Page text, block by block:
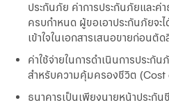
ประกันภัย ค่าการประกันภัยและ
ครบกำหนด ผู้ขอเอาประกันภัยจะ
เข้าใจในเอกสารเสนอขายก่อน
ค่าใช้จ่ายในการดำเนินการประ
สำหรับความคุ้มครองชีวิต
ธนาคารเป็นเพียงนายหน้าประกั